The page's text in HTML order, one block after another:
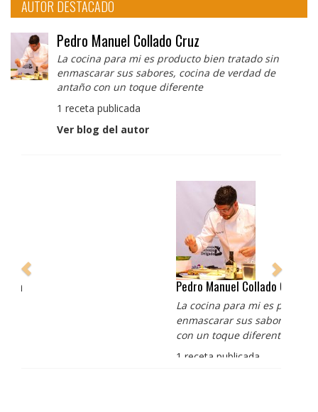
AUTOR DESTACADO
Pedro Manuel Collado Cruz
La cocina para mi es producto bien tratado sin
enmascarar sus sabores, cocina de verdad de
antaño con un toque diferente
1 receta publicada
Ver blog del autor
Pedro Manuel Collado Cruz
La cocina para mi es producto bien tratado sin
enmascarar sus sabores, cocina de verdad de antaño